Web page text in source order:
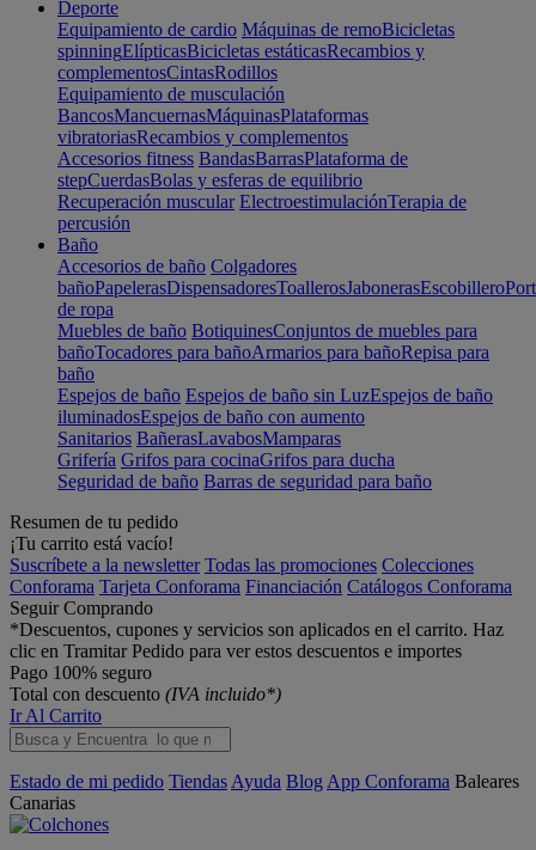
Deporte
Equipamiento de cardio Máquinas de remoBicicletas
spinningElípticasBicicletas estáticasRecambios y
complementosCintasRodillos
Equipamiento de musculación
BancosMancuernasMáquinasPlataformas
vibratoriasRecambios y complementos
Accesorios fitness BandasBarrasPlataforma de
stepCuerdasBolas y esferas de equilibrio
Recuperación muscular ElectroestimulaciónTerapia de
percusión
Baño
Accesorios de baño Colgadores
bañoPapelerasDispensadoresToallerosJabonerasEscobillero
de ropa
Muebles de baño BotiquinesConjuntos de muebles para
bañoTocadores para bañoArmarios para bañoRepisa para
baño
Espejos de baño Espejos de baño sin LuzEspejos de baño
iluminadosEspejos de baño con aumento
Sanitarios BañerasLavabosMamparas
Grifería Grifos para cocinaGrifos para ducha
Seguridad de baño Barras de seguridad para baño
Resumen de tu pedido
¡Tu carrito está vacío!
Suscríbete a la newsletter Todas las promociones Colecciones
Conforama Tarjeta Conforama Financiación Catálogos Conforama
Seguir Comprando
*Descuentos, cupones y servicios son aplicados en el carrito. Haz
clic en Tramitar Pedido para ver estos descuentos e importes
Pago 100% seguro
Total con descuento (IVA incluido*)
Ir Al Carrito
Estado de mi pedido Tiendas Ayuda Blog App Conforama Baleares
Canarias